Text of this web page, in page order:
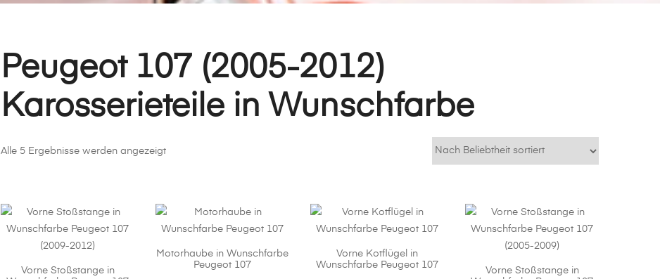
Peugeot 107 (2005-2012)
Karosserieteile in Wunschfarbe
Alle 5 Ergebnisse werden angezeigtNach
Vorne Stoßstange in
Motorhaube in Wunschfarbe
Peugeot 107
Vorne Kotflügel in
Wunschfarbe Peugeot 107
Vorne Stoßstange in